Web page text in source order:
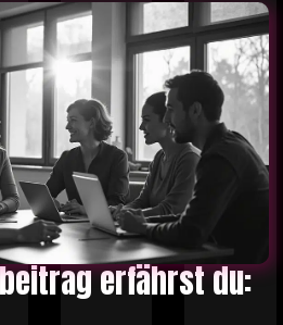
erfährst du: